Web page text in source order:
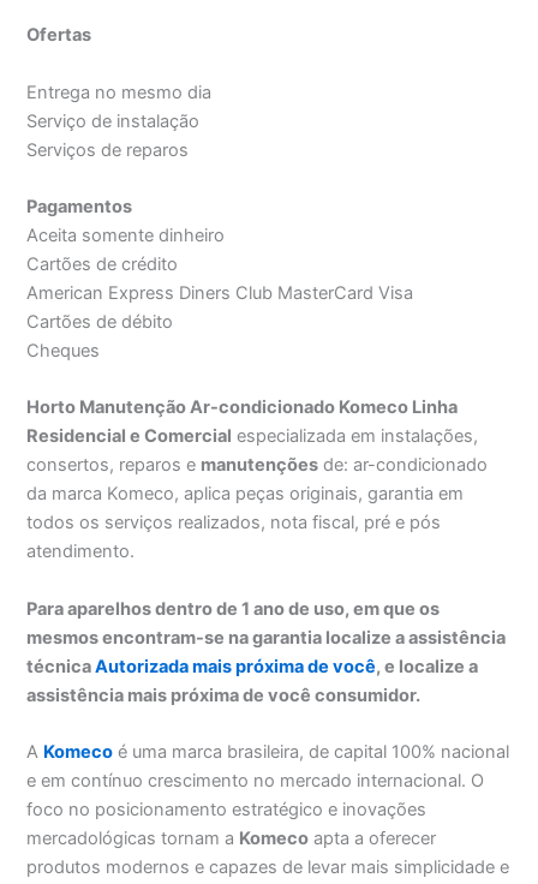
Ofertas
Entrega no mesmo dia
Serviço de instalação
Serviços de reparos
Pagamentos
Aceita somente dinheiro
Cartões de crédito
American Express Diners Club MasterCard Visa
Cartões de débito
Cheques
Horto Manutenção Ar-condicionado Komeco Linha
Residencial e Comercial especializada em instalações,
consertos, reparos e manutenções de: ar-condicionado
da marca Komeco, aplica peças originais, garantia em
todos os serviços realizados, nota fiscal, pré e pós
atendimento.
Para aparelhos dentro de 1 ano de uso, em que os
mesmos encontram-se na garantia localize a assistência
técnicaAutorizada mais próxima de você, e localize a
assistência mais próxima de você consumidor.
A Komeco é uma marca brasileira, de capital 100% nacional
e em contínuo crescimento no mercado internacional. O
foco no posicionamento estratégico e inovações
mercadológicas tornam a Komeco apta a oferecer
produtos modernos e capazes de levar mais simplicidade e